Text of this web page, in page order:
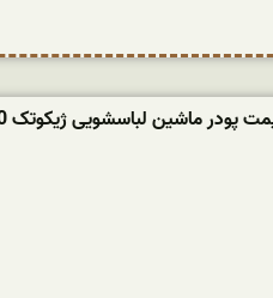
پودر ماشین لباسشویی ژیکوتک 20 کیلویی در بهار 1401